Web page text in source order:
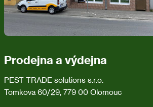
Prodejna a výdejna
PEST TRADE solutions s.r.o.
Tomkova 60/29, 779 00 Olomouc